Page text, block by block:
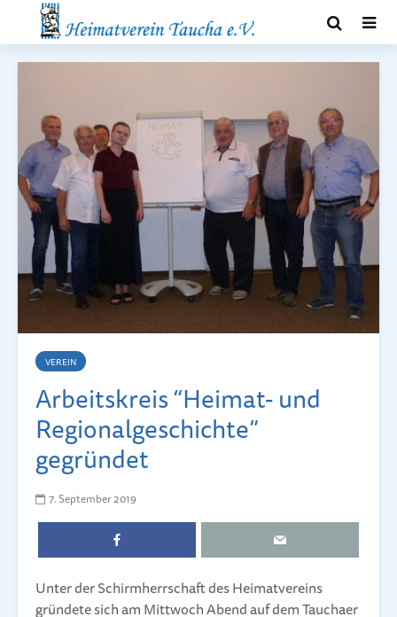
VEREIN
Arbeitskreis “Heimat- und
Regionalgeschichte”
gegründet
7. September 2019
Unter der Schirmherrschaft des Heimatvereins
gründete sich am Mittwoch Abend auf dem Tauchaer